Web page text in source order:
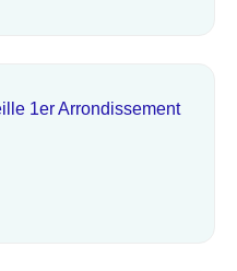
1er Arrondissement